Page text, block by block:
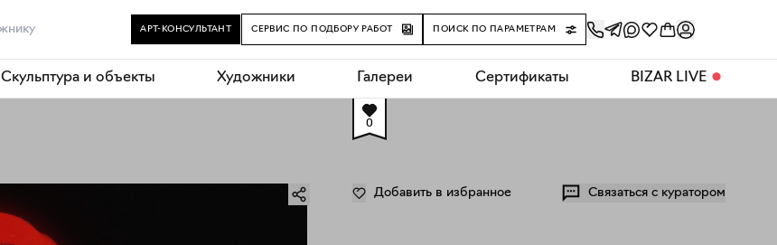
АРТ-КОНСУЛЬТАНТ СЕРВИС ПО ПОДБОРУ РАБОТ ПОИСК ПО ПАРАМЕТРАМ
Скульптура и объекты Художники Галереи Сертификаты BIZAR LIVE ⬤
0
Добавить в избранное Связаться с куратором